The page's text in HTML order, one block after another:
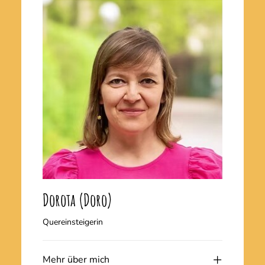
Dorota (Doro)
Quereinsteigerin
Mehr über mich